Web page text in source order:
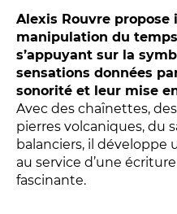
LES RENDEZ-
Conversation intime
Les Procès du samedi
Les Jeudis littéraires
Le Comité de lecture
Alexis Rouvre
manipulation du
s’appuyant sur la
sensations données
sonorité et leur mise
Avec des chaînettes,
pierres volcaniques, du
balanciers, il développe
au service d’une
fascinante.